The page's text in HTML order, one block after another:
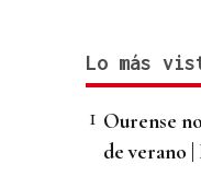
Lo más
Ourense
de verano